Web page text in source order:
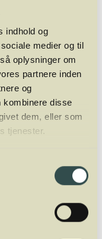
indhold og
medier og til
oplysninger om
partnere inden
og
kombinere disse
dem, eller som
tjenester.